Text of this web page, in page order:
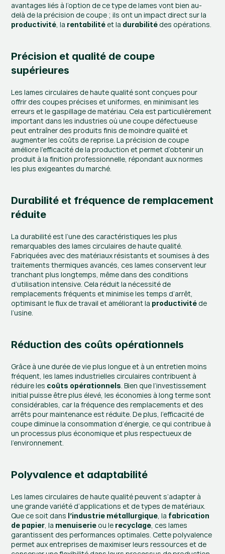
avantages liés à l’option de ce type de lames vont bien au-
productivité, la rentabilité et la durabilité des opérations.
Précision et qualité de coupe
supérieures
Les lames circulaires de haute qualité sont conçues pour
offrir des coupes précises et uniformes, en minimisant les
erreurs et le gaspillage de matériau. Cela est particulièrement
important dans les industries où une coupe défectueuse
peut entraîner des produits finis de moindre qualité et
augmenter les coûts de reprise. La précision de coupe
améliore l’efficacité de la production et permet d’obtenir un
produit à la finition professionnelle, répondant aux normes
les plus exigeantes du marché.
Durabilité et fréquence de remplacement
réduite
La durabilité est l’une des caractéristiques les plus
remarquables des lames circulaires de haute qualité.
Fabriquées avec des matériaux résistants et soumises à des
traitements thermiques avancés, ces lames conservent leur
tranchant plus longtemps, même dans des conditions
d’utilisation intensive. Cela réduit la nécessité de
remplacements fréquents et minimise les temps d’arrêt,
optimisant le flux de travail et améliorant la productivité de
l’usine.
Réduction des coûts opérationnels
Grâce à une durée de vie plus longue et à un entretien moins
fréquent, les lames industrielles circulaires contribuent à
réduire les coûts opérationnels. Bien que l’investissement
initial puisse être plus élevé, les économies à long terme sont
considérables, car la fréquence des remplacements et des
arrêts pour maintenance est réduite. De plus, l’efficacité de
coupe diminue la consommation d’énergie, ce qui contribue à
un processus plus économique et plus respectueux de
l’environnement.
Polyvalence et adaptabilité
Les lames circulaires de haute qualité peuvent s’adapter à
une grande variété d’applications et de types de matériaux.
Que ce soit dans l’industrie métallurgique, la fabrication
de papier, la menuiserie ou le recyclage, ces lames
garantissent des performances optimales. Cette polyvalence
permet aux entreprises de maximiser leurs ressources et de